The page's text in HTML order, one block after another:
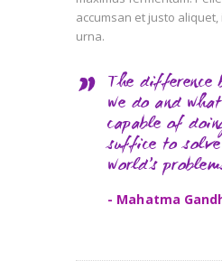
accumsan et justo
urna.
The difference
we do and
capable of
suffice to
world’s
- Mahatma